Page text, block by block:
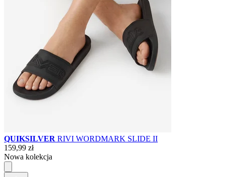
QUIKSILVER RIVI WORDMARK SLIDE II
159,99 zł
Nowa kolekcja